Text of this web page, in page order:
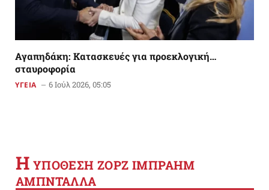
Αγαπηδάκη: Κατασκευές για προεκλογική…
σταυροφορία
ΥΓΕΙΑ 6 Ιούλ 2026, 05:05
Η YΠΟΘΕΣΗ ΖΟΡΖ ΙΜΠΡΑΗΜ
ΑΜΠΝΤΑΛΛΑ